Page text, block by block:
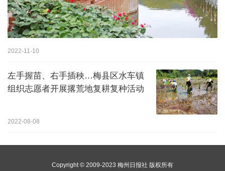
2022-11-10
左手握苗、右手插秧…梅县区水车镇
组织志愿者开展撂荒地复耕复种活动
2022-08-08
Copyright © 2009-2023 梅州日报社 版权所有